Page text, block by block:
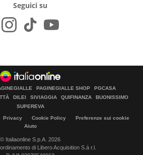
Seguici su
PAGINEGIALLE SHOP
PGCASA
DILEI SIVIAGGIA QUIFINANZA
BUONISSIMO
SUPEREVA
Privacy Cookie Policy
Preferenze sui cookie
Aiuto
© Italiaonline S.p.A. 2026
di Libero Acquisition S.á r.l.